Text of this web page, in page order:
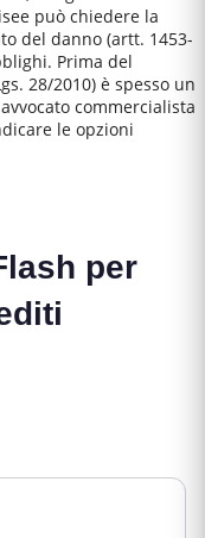
può chiedere la
del danno (artt. 1453-
Prima del
28/2010) è spesso un
commercialista
le opzioni
per